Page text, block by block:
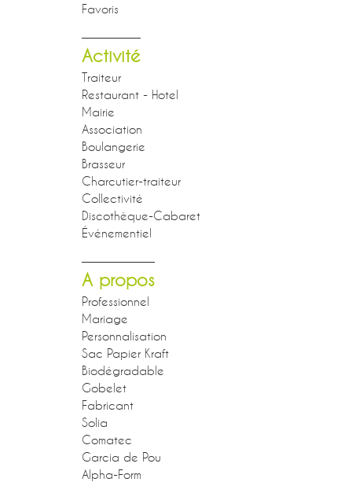
Favoris
Activité
Traiteur
Restaurant - Hotel
Mairie
Association
Boulangerie
Brasseur
Charcutier-traiteur
Collectivité
Discothèque-Cabaret
Événementiel
A propos
Professionnel
Mariage
Personnalisation
Sac Papier Kraft
Biodégradable
Gobelet
Fabricant
Solia
Comatec
Garcia de Pou
Alpha-Form